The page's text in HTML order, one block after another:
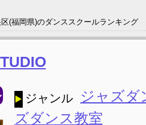
(福岡県)のダンススクールランキング
ジャンル
ジャズ
ズダンス教室